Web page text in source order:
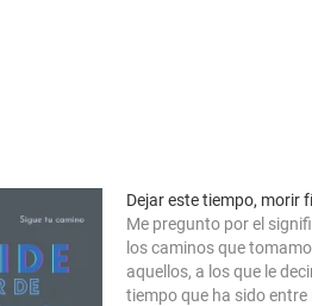
Dejar este tiempo, morir
Me pregunto por el
los caminos que
aquellos, a los que le
tiempo que ha sido